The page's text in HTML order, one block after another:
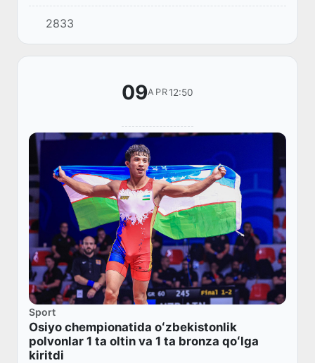
tashlandi.
2833
09APR12:50
Sport
Osiyo chempionatida oʻzbekistonlik
polvonlar 1 ta oltin va 1 ta bronza qoʻlga
kiritdi